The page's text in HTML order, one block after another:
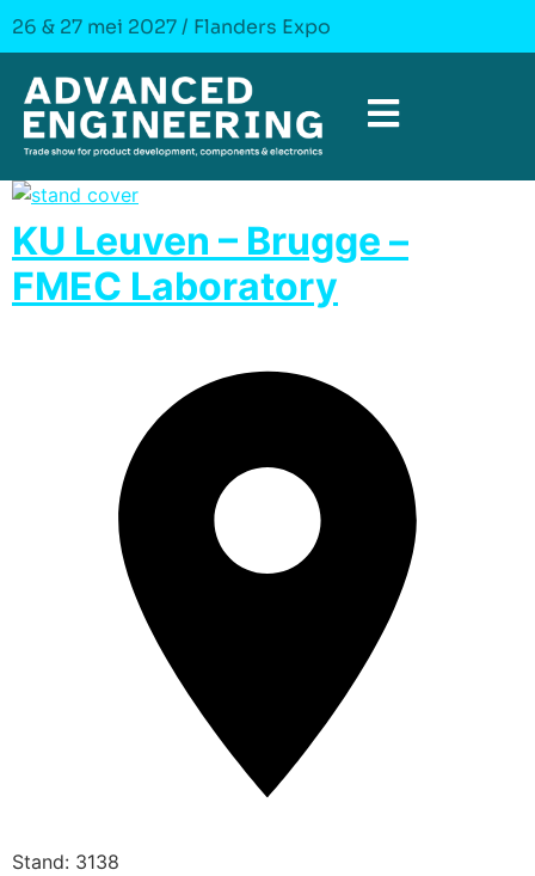
26 & 27 mei 2027 / Flanders Expo
KU Leuven – Brugge –
FMEC Laboratory
Stand: 3138